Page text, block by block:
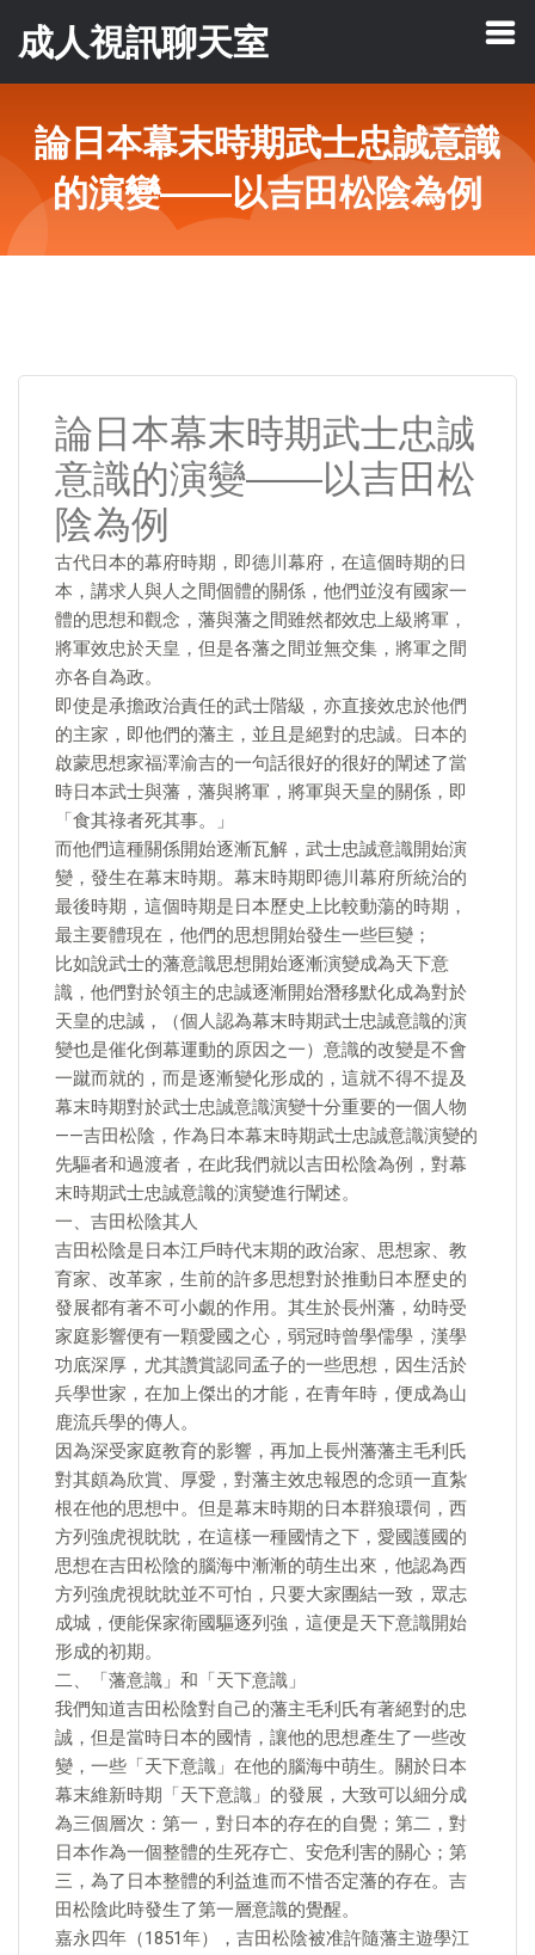
成人視訊聊天室
論日本幕末時期武士忠誠意識
的演變——以吉田松陰為例
論日本幕末時期武士忠誠
意識的演變——以吉田松
陰為例
古代日本的幕府時期，即德川幕府，在這個時期的日
本，講求人與人之間個體的關係，他們並沒有國家一
體的思想和觀念，藩與藩之間雖然都效忠上級將軍，
將軍效忠於天皇，但是各藩之間並無交集，將軍之間
亦各自為政。
即使是承擔政治責任的武士階級，亦直接效忠於他們
的主家，即他們的藩主，並且是絕對的忠誠。日本的
啟蒙思想家福澤渝吉的一句話很好的很好的闡述了當
時日本武士與藩，藩與將軍，將軍與天皇的關係，即
「食其祿者死其事。」
而他們這種關係開始逐漸瓦解，武士忠誠意識開始演
變，發生在幕末時期。幕末時期即德川幕府所統治的
最後時期，這個時期是日本歷史上比較動蕩的時期，
最主要體現在，他們的思想開始發生一些巨變；
比如說武士的藩意識思想開始逐漸演變成為天下意
識，他們對於領主的忠誠逐漸開始潛移默化成為對於
天皇的忠誠，（個人認為幕末時期武士忠誠意識的演
變也是催化倒幕運動的原因之一）意識的改變是不會
一蹴而就的，而是逐漸變化形成的，這就不得不提及
幕末時期對於武士忠誠意識演變十分重要的一個人物
——吉田松陰，作為日本幕末時期武士忠誠意識演變的
先驅者和過渡者，在此我們就以吉田松陰為例，對幕
末時期武士忠誠意識的演變進行闡述。
一、吉田松陰其人
吉田松陰是日本江戶時代末期的政治家、思想家、教
育家、改革家，生前的許多思想對於推動日本歷史的
發展都有著不可小覷的作用。其生於長州藩，幼時受
家庭影響便有一顆愛國之心，弱冠時曾學儒學，漢學
功底深厚，尤其讚賞認同孟子的一些思想，因生活於
兵學世家，在加上傑出的才能，在青年時，便成為山
鹿流兵學的傳人。
因為深受家庭教育的影響，再加上長州藩藩主毛利氏
對其頗為欣賞、厚愛，對藩主效忠報恩的念頭一直紮
根在他的思想中。但是幕末時期的日本群狼環伺，西
方列強虎視眈眈，在這樣一種國情之下，愛國護國的
思想在吉田松陰的腦海中漸漸的萌生出來，他認為西
方列強虎視眈眈並不可怕，只要大家團結一致，眾志
成城，便能保家衛國驅逐列強，這便是天下意識開始
形成的初期。
二、「藩意識」和「天下意識」
我們知道吉田松陰對自己的藩主毛利氏有著絕對的忠
誠，但是當時日本的國情，讓他的思想產生了一些改
變，一些「天下意識」在他的腦海中萌生。關於日本
幕末維新時期「天下意識」的發展，大致可以細分成
為三個層次：第一，對日本的存在的自覺；第二，對
日本作為一個整體的生死存亡、安危利害的關心；第
三，為了日本整體的利益進而不惜否定藩的存在。吉
田松陰此時發生了第一層意識的覺醒。
嘉永四年（1851年），吉田松陰被准許隨藩主遊學江